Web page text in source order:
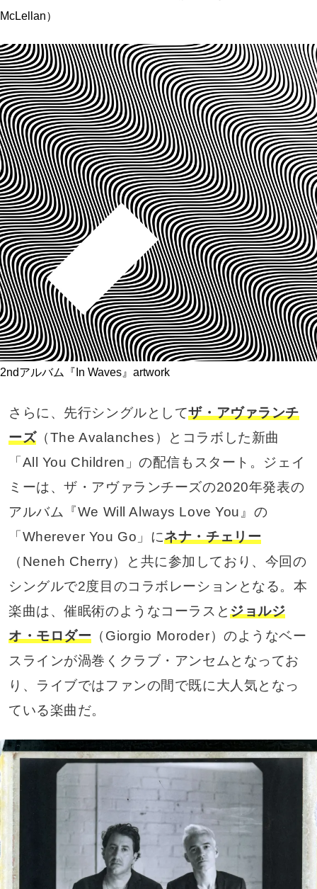
McLellan）
2ndアルバム『In Waves』artwork
さらに、先行シングルとしてザ・アヴァランチ
ーズ（The Avalanches）とコラボした新曲
「All You Children」の配信もスタート。ジェイ
ミーは、ザ・アヴァランチーズの2020年発表の
アルバム『We Will Always Love You』の
「Wherever You Go」にネナ・チェリー
（Neneh Cherry）と共に参加しており、今回の
シングルで2度目のコラボレーションとなる。本
楽曲は、催眠術のようなコーラスとジョルジ
オ・モロダー （Giorgio Moroder）のようなベー
スラインが渦巻くクラブ・アンセムとなってお
り、ライブではファンの間で既に大人気となっ
ている楽曲だ。